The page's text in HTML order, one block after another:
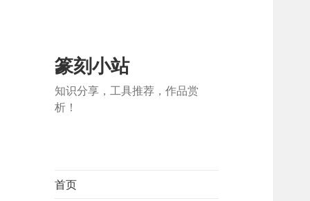
篆刻小站
知识分享，工具推荐，作品赏
析！
首页